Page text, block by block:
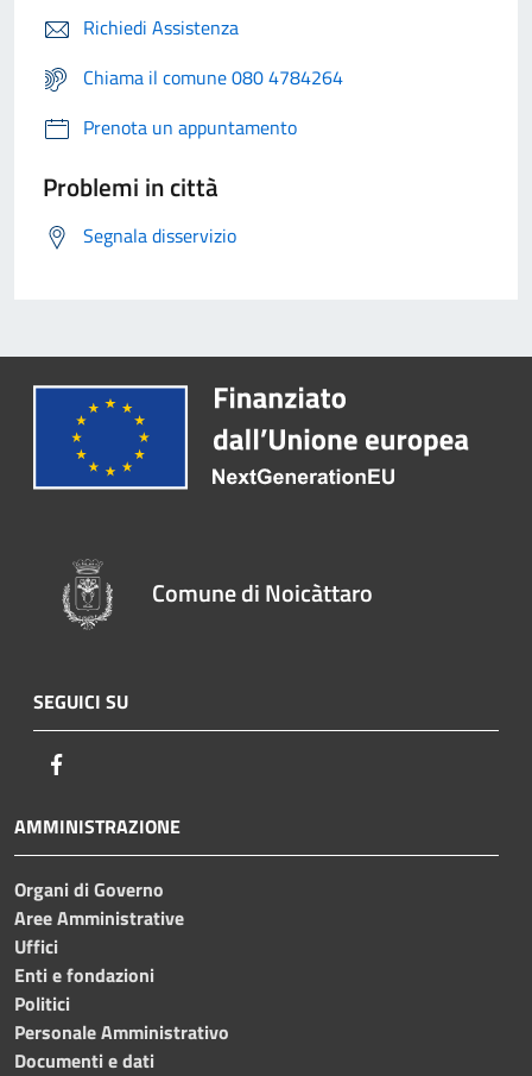
Richiedi Assistenza
Chiama il comune 080 4784264
Prenota un appuntamento
Problemi in città
Segnala disservizio
Comune di Noicàttaro
SEGUICI SU
AMMINISTRAZIONE
Organi di Governo
Aree Amministrative
Uffici
Enti e fondazioni
Politici
Personale Amministrativo
Documenti e dati